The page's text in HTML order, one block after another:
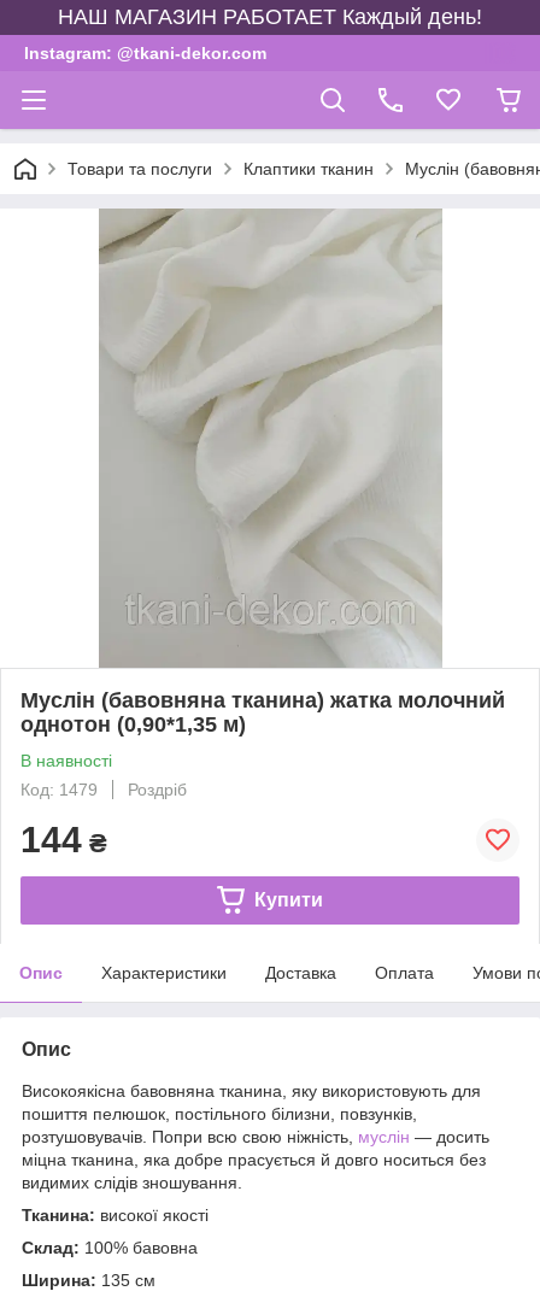
НАШ МАГАЗИН РАБОТАЕТ Каждый день!
Instagram: @tkani-dekor.com
Товари та послуги Клаптики тканин Муслін
Муслін (бавовняна тканина) жатка молочний
однотон (0,90*1,35 м)
В наявності
Код: 1479
Роздріб
144 ₴
Купити
Опис Характеристики Доставка Оплата Умови
Опис
Високоякісна бавовняна тканина, яку використовують для
пошиття пелюшок, постільного білизни, повзунків,
розтушовувачів. Попри всю свою ніжність, муслін — досить
міцна тканина, яка добре прасується й довго носиться без
видимих слідів зношування.
Тканина: високої якості
Склад: 100% бавовна
Ширина: 135 см